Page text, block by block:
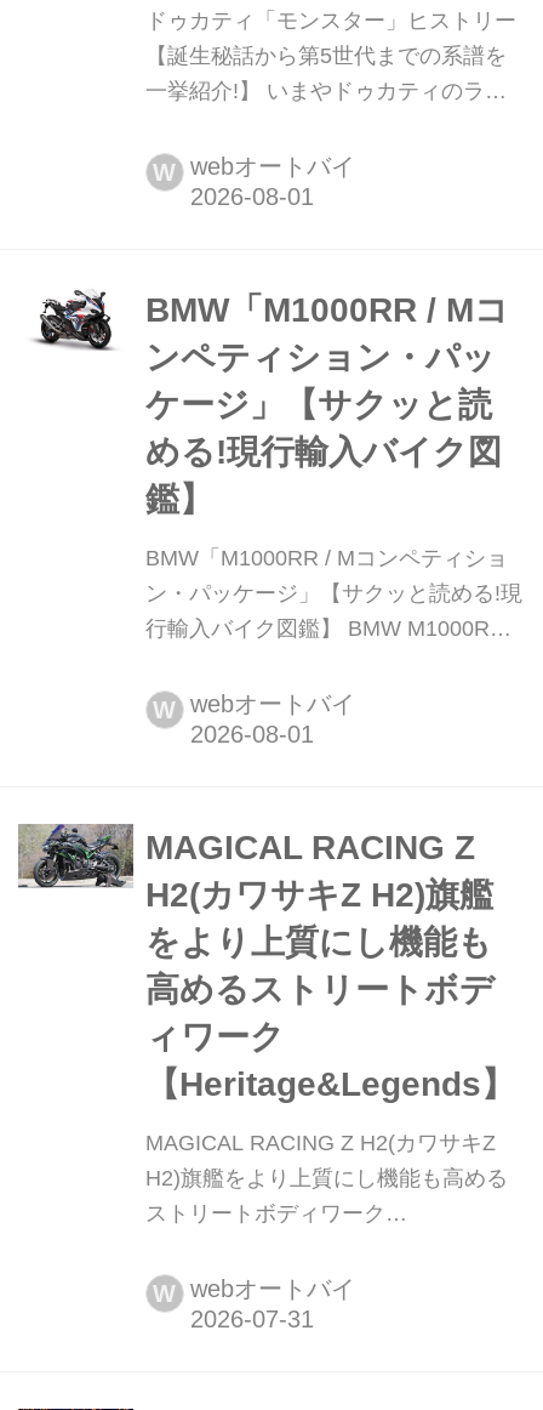
ドゥカティ「モンスター」ヒストリー
【誕生秘話から第5世代までの系譜を
一挙紹介!】 いまやドゥカティのライ
誇るシリーズが「モンスター」。ハイ
パフォーマンスを構えずに楽しめるス
2026年に登場した最新モデルで5代目
となるが、初代の誕生はなんと1993
年。既に30...
W webオートバイ
BMW「M1000RR / Mコ
ンペティション・パッ
ケージ」【サクッと読
める!現行輸入バイク図
鑑】
BMW「M1000RR / Mコンペティショ
ン・パッケージ」【サクッと読める!現
行輸入バイク図鑑】 BMW M1000RR /
価格:430万2000円~ / 502万2000円~ 全
長×全幅×全高:2085×899×1230mm ホ
コンペティション・パッケー...
W webオートバイ
MAGICAL RACING Z
H2(カワサキZ H2)旗艦
をより上質にし機能も
高めるストリートボデ
ィワーク
【Heritage&Legends】
MAGICAL RACING Z H2(カワサキZ
H2)旗艦をより上質にし機能も高める
ストリートボディワーク
め:Heritage&Legends編集部 ヘリテイ
ジ&レジェンズ 公式サイト ▶▶▶カス
W webオートバイ